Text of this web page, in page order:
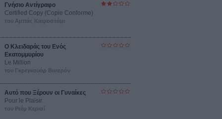
Γνήσιο Αντίγραφο
Certified Copy (Copie Conforme)
του Αμπάς Κιαροστάμι
Ο Κλειδαράς του Ενός
Εκατομμυρίου
Le Million
του Γκρεγκουάρ Βινιερόν
Αυτό που Ξέρουν οι Γυναίκες
Pour le Plaisir
του Ρεέμ Κερισί